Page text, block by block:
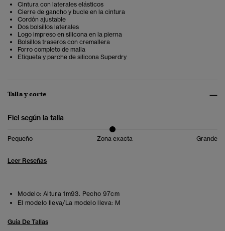
Cintura con laterales elásticos
Cierre de gancho y bucle en la cintura
Cordón ajustable
Dos bolsillos laterales
Logo impreso en silicona en la pierna
Bolsillos traseros con cremallera
Forro completo de malla
Etiqueta y parche de silicona Superdry
Talla y corte
Fiel según la talla
Pequeño Zona exacta Grande
Leer Reseñas
Modelo: Altura 1m93. Pecho 97cm
El modelo lleva/La modelo lleva: M
Guía De Tallas